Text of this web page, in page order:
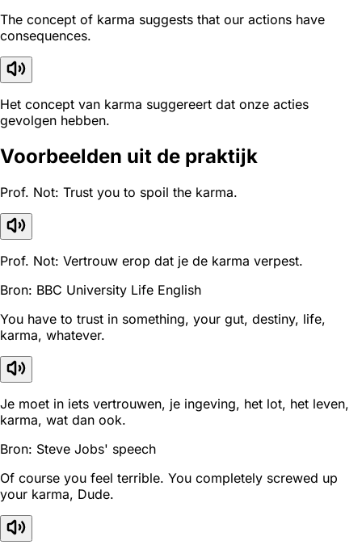
The concept of karma suggests that our actions have
consequences.
Het concept van karma suggereert dat onze acties
gevolgen hebben.
Voorbeelden uit de praktijk
Prof. Not: Trust you to spoil the karma.
Prof. Not: Vertrouw erop dat je de karma verpest.
Bron: BBC University Life English
You have to trust in something, your gut, destiny, life,
karma, whatever.
Je moet in iets vertrouwen, je ingeving, het lot, het leven,
karma, wat dan ook.
Bron: Steve Jobs' speech
Of course you feel terrible. You completely screwed up
your karma, Dude.